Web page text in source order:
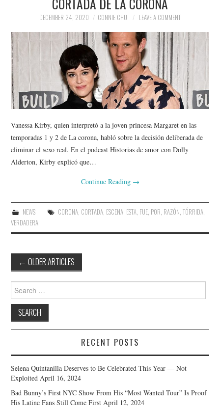
DECEMBER 24, 2020 CONNIE CHU LEAVE A COMMENT
Vanessa Kirby, quien interpretó a la joven princesa Margaret en las
temporadas 1 y 2 de La corona, habló sobre la decisión deliberada de
eliminar el sexo real. En el podcast Historias de amor con Dolly
Alderton, Kirby explicó que…
Continue Reading →
NEWS CORONA, CORTADA, ESCENA, ESTA, FUE, POR, RAZÓN, TÓRRIDA,
VERDADERA
Post
navigation
← OLDER ARTICLES
Search
for:
RECENT POSTS
Selena Quintanilla Deserves to Be Celebrated This Year — Not
Exploited April 16, 2024
Bad Bunny’s First NYC Show From His “Most Wanted Tour” Is Proof
His Latine Fans Still Come First April 12, 2024